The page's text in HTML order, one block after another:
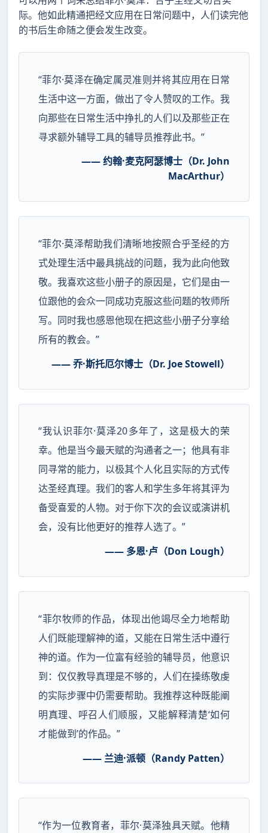
际。他如此精通把经文应用在日常问题中，人们读完他
的书后生命随之便会发生改变。
“菲尔·莫泽在确定属灵准则并将其应用在日常
生活中这一方面，做出了令人赞叹的工作。我
向那些在日常生活中挣扎的人们以及那些正在
寻求额外辅导工具的辅导员推荐此书。”
—— 约翰·麦克阿瑟博士（Dr. John
MacArthur）
“菲尔·莫泽帮助我们清晰地按照合乎圣经的方
式处理生活中最具挑战的问题，我为此向他致
敬。我喜欢这些小册子的原因是，它们是由一
位跟他的会众一同成功克服这些问题的牧师所
写。同时我也感恩他现在把这些小册子分享给
所有的教会。”
—— 乔·斯托厄尔博士（Dr. Joe Stowell）
“我认识菲尔·莫泽20多年了，这是极大的荣
幸。他是当今最天赋的沟通者之一；他具有非
同寻常的能力，以极其个人化且实际的方式传
达圣经真理。我们的客人和学生多年将其评为
备受喜爱的人物。对于你下次的会议或演讲机
会，没有比他更好的推荐人选了。”
—— 多恩·卢（Don Lough）
“菲尔牧师的作品，体现出他竭尽全力地帮助
人们既能理解神的道，又能在日常生活中遵行
神的道。作为一位富有经验的辅导员，他意识
到：仅仅教导真理是不够的，人们在操练敬虔
的实际步骤中仍需要帮助。我推荐这种既能阐
明真理、呼召人们顺服，又能解释清楚‘如何
才能做到’的作品。”
—— 兰迪·派顿（Randy Patten）
“作为一位教育者，菲尔·莫泽独具天赋。他精